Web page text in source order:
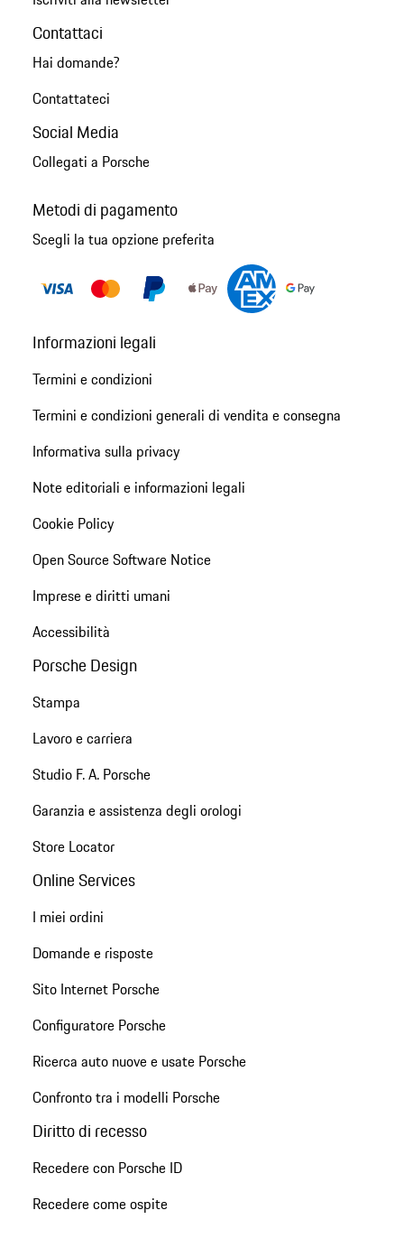
Contattaci
Hai domande?
Contattateci
Social Media
Collegati a Porsche
Metodi di pagamento
Scegli la tua opzione preferita
Informazioni legali
Termini e condizioni
Termini e condizioni generali di vendita e consegna
Informativa sulla privacy
Note editoriali e informazioni legali
Cookie Policy
Open Source Software Notice
Imprese e diritti umani
Accessibilità
Porsche Design
Stampa
Lavoro e carriera
Studio F. A. Porsche
Garanzia e assistenza degli orologi
Store Locator
Online Services
I miei ordini
Domande e risposte
Sito Internet Porsche
Configuratore Porsche
Ricerca auto nuove e usate Porsche
Confronto tra i modelli Porsche
Diritto di recesso
Recedere con Porsche ID
Recedere come ospite